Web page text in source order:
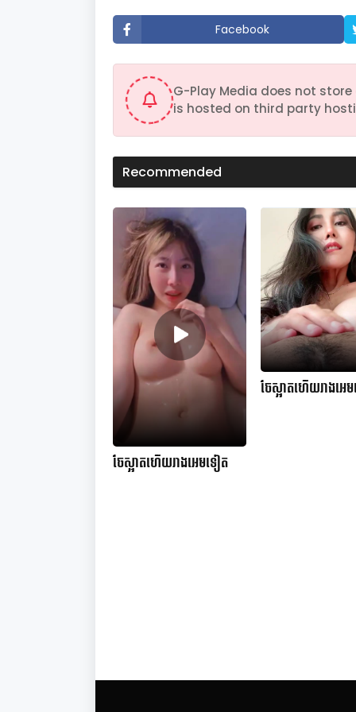
e
s
,
9
c
s
V
u
m
%
Facebook
G-Play Media does not
is hosted on third party
Recommended
ចែស្អាតហើយរាងអេមទៀត
ចែស្អាតហើយរាងអេ